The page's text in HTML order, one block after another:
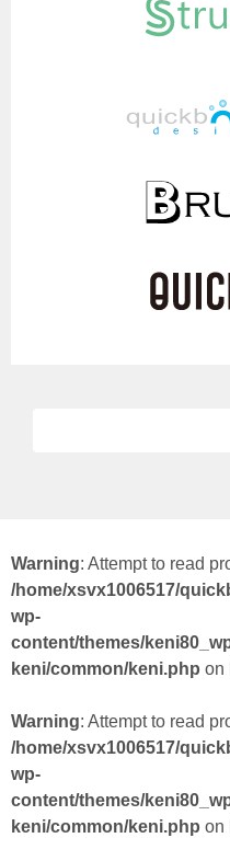
Warning: Attempt to read
/home/xsvx1006517/
wp-
content/themes/
keni/common/keni.php on
Warning: Attempt to read
/home/xsvx1006517/
wp-
content/themes/
keni/common/keni.php on